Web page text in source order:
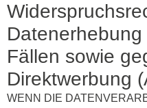
Fällen sowie
Direktwerbung
WENN DIE